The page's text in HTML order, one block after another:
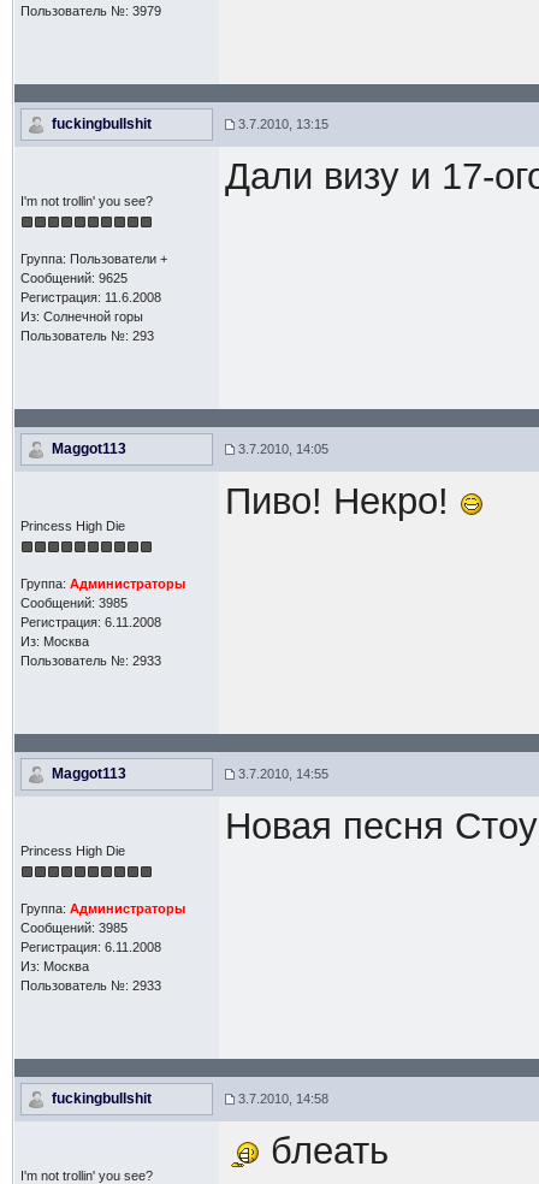
Пользователь №: 3979
fuckingbullshit 3.7.2010, 13:15
I'm not trollin' you see?
Группа: Пользователи +
Сообщений: 9625
Регистрация: 11.6.2008
Из: Солнечной горы
Пользователь №: 293
Дали визу и 17-
Maggot113 3.7.2010, 14:05
Princess High Die
Группа: Администраторы
Сообщений: 3985
Регистрация: 6.11.2008
Из: Москва
Пользователь №: 2933
Пиво! Некро!
Maggot113 3.7.2010, 14:55
Princess High Die
Группа: Администраторы
Сообщений: 3985
Регистрация: 6.11.2008
Из: Москва
Пользователь №: 2933
Новая песня
fuckingbullshit 3.7.2010, 14:58
I'm not trollin' you see?
блеать